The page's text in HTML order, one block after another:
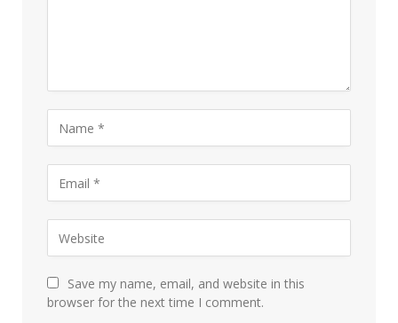
Save my name, email, and website in this
browser for the next time I comment.